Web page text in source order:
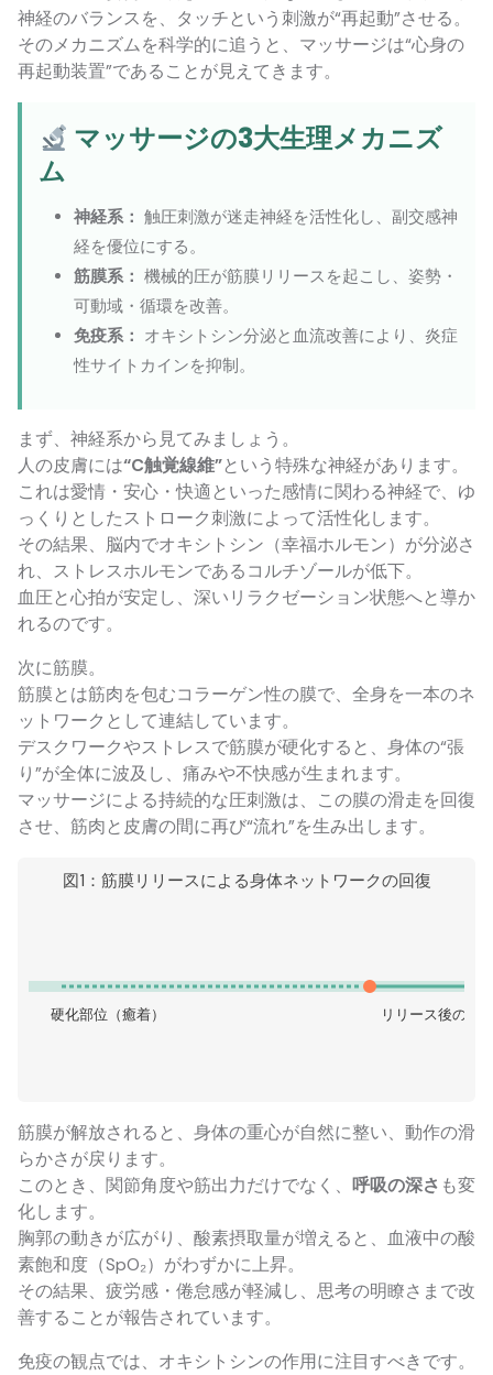
神経のバランスを、タッチという刺激が“再起動”させる。
そのメカニズムを科学的に追うと、マッサージは“心身の
再起動装置”であることが見えてきます。
マッサージの3大生理メカニズ
ム
神経系： 触圧刺激が迷走神経を活性化し、副交感神
経を優位にする。
筋膜系： 機械的圧が筋膜リリースを起こし、姿勢・
可動域・循環を改善。
免疫系： オキシトシン分泌と血流改善により、炎症
性サイトカインを抑制。
まず、神経系から見てみましょう。
人の皮膚には“C触覚線維”という特殊な神経があります。
これは愛情・安心・快適といった感情に関わる神経で、ゆ
っくりとしたストローク刺激によって活性化します。
その結果、脳内でオキシトシン（幸福ホルモン）が分泌さ
れ、ストレスホルモンであるコルチゾールが低下。
血圧と心拍が安定し、深いリラクゼーション状態へと導か
れるのです。
次に筋膜。
筋膜とは筋肉を包むコラーゲン性の膜で、全身を一本のネ
ットワークとして連結しています。
デスクワークやストレスで筋膜が硬化すると、身体の“張
り”が全体に波及し、痛みや不快感が生まれます。
マッサージによる持続的な圧刺激は、この膜の滑走を回復
させ、筋肉と皮膚の間に再び“流れ”を生み出します。
図1：筋膜リリースによる身体ネットワークの回復
硬化部位（癒着） リリース後の流
筋膜が解放されると、身体の重心が自然に整い、動作の滑
らかさが戻ります。
このとき、関節角度や筋出力だけでなく、 呼吸の深さ も変
化します。
胸郭の動きが広がり、酸素摂取量が増えると、血液中の酸
素飽和度（SpO₂）がわずかに上昇。
その結果、疲労感・倦怠感が軽減し、思考の明瞭さまで改
善することが報告されています。
免疫の観点では、オキシトシンの作用に注目すべきです。